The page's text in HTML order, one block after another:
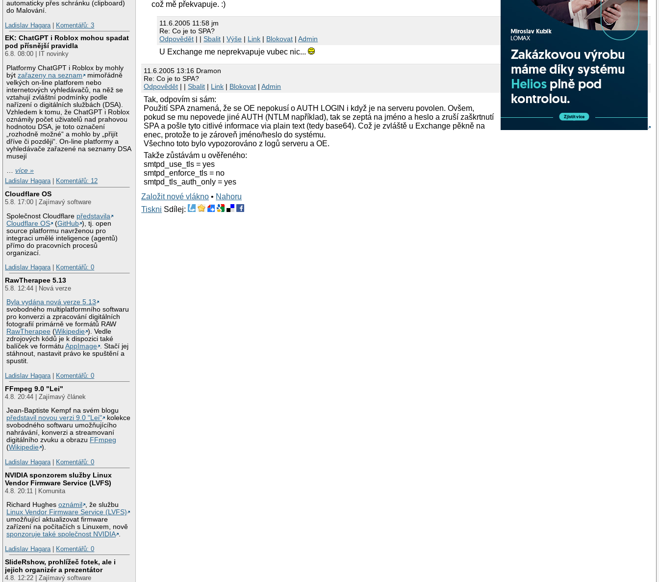
automaticky přes schránku (clipboard)
do Malování.
Ladislav Hagara
Komentářů: 3
EK: ChatGPT i Roblox mohou spadat
pod přísnější pravidla
6.8. 08:00 | IT novinky
Platformy ChatGPT i Roblox by mohly
býtzařazeny na seznam
mimořádně
velkých on-line platforem nebo
internetových vyhledávačů, na něž se
vztahují zvláštní podmínky podle
nařízení o digitálních službách (DSA).
Vzhledem k tomu, že ChatGPT i Roblox
oznámily počet uživatelů nad prahovou
hodnotou DSA, je toto označení
„rozhodně možné“ a mohlo by „přijít
dříve či později“. On-line platformy a
vyhledávače zařazené na seznamy DSA
musejí
…více »
Ladislav Hagara| Komentářů: 12
Cloudflare OS
5.8. 17:00 | Zajímavý software
Společnost Cloudflare představila
Cloudflare OS
(GitHub ), tj. open
source platformu navrženou pro
integraci umělé inteligence (agentů)
přímo do pracovních procesů
organizací.
Ladislav Hagara| Komentářů: 0
RawTherapee 5.13
5.8. 12:44 | Nová verze
Byla vydána nová verze 5.13
svobodného multiplatformního softwaru
pro konverzi a zpracování digitálních
fotografií primárně ve formátů RAW
RawTherapee (Wikipedie ). Vedle
zdrojových kódů je k dispozici také
balíček ve formátuAppImage . Stačí jej
stáhnout, nastavit právo ke spuštění a
spustit.
Ladislav Hagara| Komentářů: 0
FFmpeg 9.0 "Lei"
4.8. 20:44 | Zajímavý článek
Jean-Baptiste Kempf na svém blogu
představil novou verzi 9.0 "Lei"
kolekce
svobodného softwaru umožňujícího
nahrávání, konverzi a streamovaní
digitálního zvuku a obrazu FFmpeg
(Wikipedie ).
Ladislav Hagara| Komentářů: 0
NVIDIA sponzorem služby Linux
Vendor Firmware Service (LVFS)
4.8. 20:11 | Komunita
Richard Hughesoznámil
, že službu
Linux Vendor Firmware Service (LVFS)
umožňující aktualizovat firmware
zařízení na počítačích s Linuxem, nově
sponzoruje také společnost NVIDIA .
Ladislav Hagara| Komentářů: 0
SlideRshow, prohlížeč fotek, ale i
jejich organizér a prezentátor
4.8. 12:22 | Zajímavý software
což mě překvapuje. :)
11.6.2005 11:58 jm
Re: Co je to SPA?
Odpovědět | |Sbalit |Výše | Link | Blokovat |Admin
U Exchange me neprekvapuje vubec nic...
11.6.2005 13:16 Dramon
Re: Co je to SPA?
Odpovědět | |Sbalit | Link | Blokovat |Admin
Tak, odpovím si sám:
Použití SPA znamená, že se OE nepokusí o AUTH LOGIN i když je na serveru povolen. Ovšem,
pokud se mu nepovede jiné AUTH (NTLM například), tak se zeptá na jméno a heslo a zruší zaškrtnutí
SPA a pošle tyto citlivé informace via plain text (tedy base64). Což je zvláště u Exchange pěkně na
enec, protože to je zároveň jméno/heslo do systému.
Všechno toto bylo vypozorováno z logů serveru a OE.
Takže zůstávám u ověřeného:
smtpd_use_tls = yes
smtpd_enforce_tls = no
smtpd_tls_auth_only = yes
Založit nové vlákno • Nahoru
Tiskni Sdílej: